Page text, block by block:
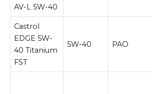
AV-L 5W-40
Castrol
EDGE 5W-
40 Titanium
FST
5W-40 PAO